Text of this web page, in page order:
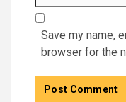
Save my name,
browser for the